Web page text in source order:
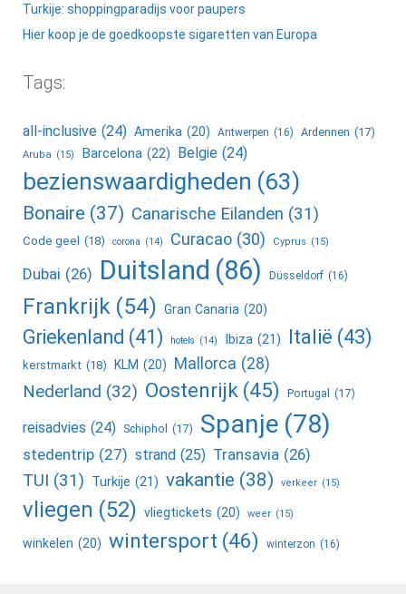
Turkije: shoppingparadijs voor paupers
Hier koop je de goedkoopste sigaretten van Europa
Tags:
all-inclusive (24) Amerika (20) Antwerpen (16) Ardennen (17)
Aruba (15) Barcelona (22) Belgie (24)
bezienswaardigheden (63)
Bonaire (37) Canarische Eilanden (31)
Code geel (18) corona (14) Curacao (30) Cyprus (15)
Dubai (26) Duitsland (86) Düsseldorf (16)
Frankrijk (54) Gran Canaria (20)
Griekenland (41) hotels (14) Ibiza (21) Italië (43)
kerstmarkt (18) KLM (20) Mallorca (28)
Nederland (32) Oostenrijk (45) Portugal (17)
reisadvies (24) Schiphol (17) Spanje (78)
stedentrip (27) strand (25) Transavia (26)
TUI (31) Turkije (21) vakantie (38) verkeer (15)
vliegen (52) vliegtickets (20) weer (15)
winkelen (20) wintersport (46) winterzon (16)